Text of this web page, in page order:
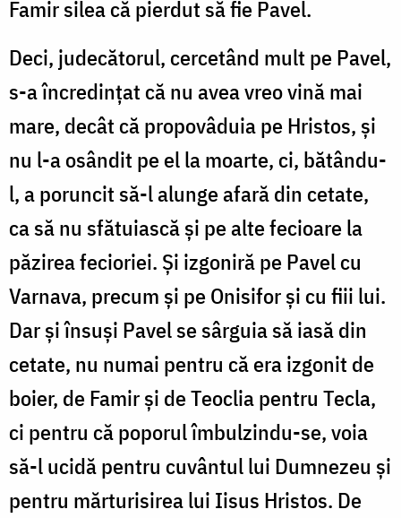
Famir silea că pierdut să fie Pavel.
Deci, judecătorul, cercetând mult pe Pavel,
s-a încredințat că nu avea vreo vină mai
mare, decât că propovâduia pe Hristos, și
nu l-a osândit pe el la moarte, ci, bătându-
l, a poruncit să-l alunge afară din cetate,
ca să nu sfătuiască și pe alte fecioare la
păzirea fecioriei. Și izgoniră pe Pavel cu
Varnava, precum și pe Onisifor și cu fiii lui.
Dar și însuși Pavel se sârguia să iasă din
cetate, nu numai pentru că era izgonit de
boier, de Famir și de Teoclia pentru Tecla,
ci pentru că poporul îmbulzindu-se, voia
să-l ucidă pentru cuvântul lui Dumnezeu și
pentru mărturisirea lui Iisus Hristos. De